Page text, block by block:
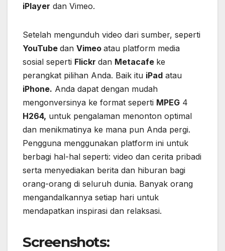
iPlayer dan Vimeo.
Setelah mengunduh video dari sumber, seperti
YouTube dan Vimeo atau platform media
sosial seperti Flickr dan Metacafe ke
perangkat pilihan Anda. Baik itu iPad atau
iPhone. Anda dapat dengan mudah
mengonversinya ke format seperti MPEG 4
H264, untuk pengalaman menonton optimal
dan menikmatinya ke mana pun Anda pergi.
Pengguna menggunakan platform ini untuk
berbagi hal-hal seperti: video dan cerita pribadi
serta menyediakan berita dan hiburan bagi
orang-orang di seluruh dunia. Banyak orang
mengandalkannya setiap hari untuk
mendapatkan inspirasi dan relaksasi.
Screenshots: